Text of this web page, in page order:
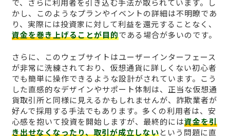
で、さらに利用者を引き込む手法が取られています。し
かし、このようなプランやイベントの詳細は不明瞭であ
り、実際には投資家に対して利益を還元することなく、
資金を巻き上げることが目的である場合が多いのです。
さらに、このウェブサイトはユーザーインターフェース
が非常に洗練されており、仮想通貨に詳しくない初心者
でも簡単に操作できるような設計がされています。こう
した直感的なデザインやサポート体制は、正当な仮想通
貨取引所と同様に見えるかもしれませんが、詐欺業者が
好んで採用する手法でもあります。多くの利用者は、安
心感を抱いて投資を開始しますが、最終的には資金を引
き出せなくなったり、取引が成立しないという問題に直